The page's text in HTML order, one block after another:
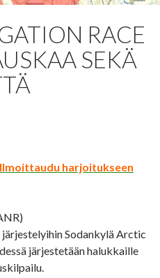
RACE
SEKÄ
harjoitukseen
Sodankylä Arctic
järjestetään halukkaille